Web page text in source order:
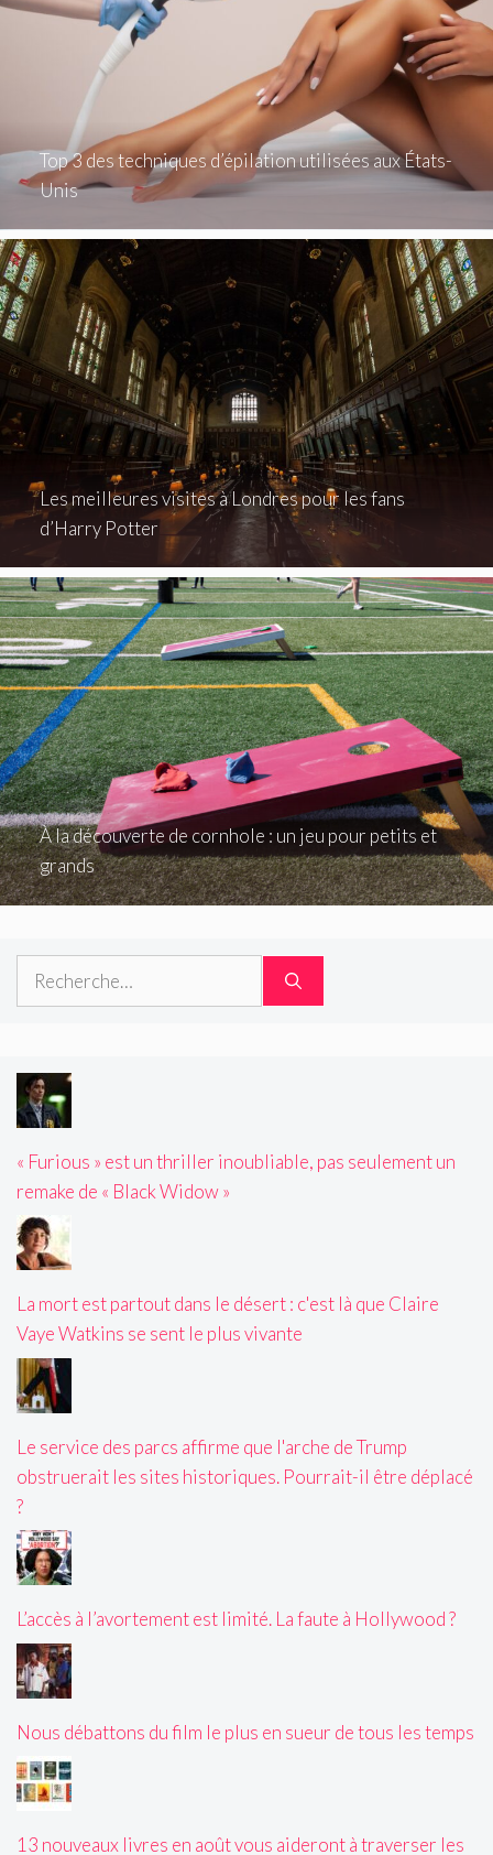
Top 3 des techniques d’épilation utilisées aux États-
Unis
Les meilleures visites à Londres pour les fans
d’Harry Potter
À la découverte de cornhole : un jeu pour petits et
grands
Rechercher :
« Furious » est un thriller inoubliable, pas seulement un
remake de « Black Widow »
La mort est partout dans le désert : c'est là que Claire
Vaye Watkins se sent le plus vivante
Le service des parcs affirme que l'arche de Trump
obstruerait les sites historiques. Pourrait-il être déplacé
?
L’accès à l’avortement est limité. La faute à Hollywood ?
Nous débattons du film le plus en sueur de tous les temps
13 nouveaux livres en août vous aideront à traverser les